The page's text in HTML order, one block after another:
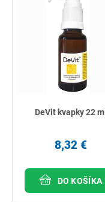
DeVit kvapky 22 ml
8,32 €
DO KOŠÍKA